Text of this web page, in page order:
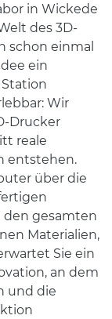
in Wickede
des 3D-
schon einmal
ein
Wir
Drucker
reale
entstehen.
über die
den gesamten
Materialien,
Sie ein
an dem
und die